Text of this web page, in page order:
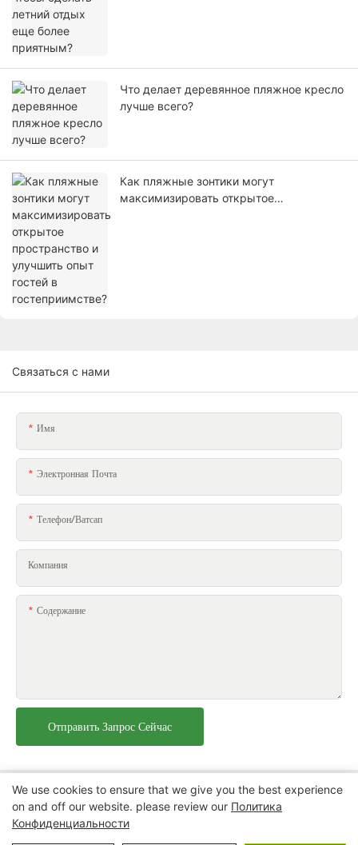
Что делает деревянное пляжное кресло
лучше всего?
Как пляжные зонтики могут
максимизировать открытое
Связаться с нами
Имя
Электронная Почта
Телефон/ватсап
Компания
Содержание
Отправить Запрос Сейчас
Copyright © 2026 Нинбо Сюаньхэн Открытый&Компания по
We use cookies to ensure that we give you the best experience
on and off our website. please review our Политика
Конфиденциальности